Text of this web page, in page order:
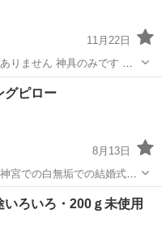
11月22日
のみです 神
祭
グピロー
8月13日
宮での白無垢での結婚式だ
が、指輪交換をしなかった
と思います。箱入りで美品
リングピロー
ろいろ・200ｇ未使用